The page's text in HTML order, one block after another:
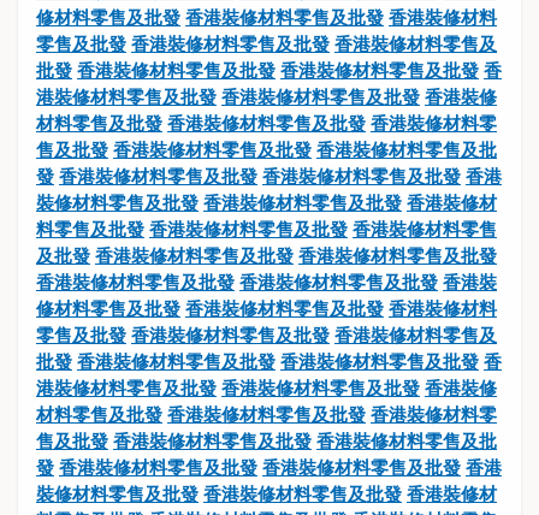
修材料零售及批發香港裝修材料零售及批發香港裝修材料
零售及批發香港裝修材料零售及批發香港裝修材料零售及
批發香港裝修材料零售及批發香港裝修材料零售及批發香
港裝修材料零售及批發香港裝修材料零售及批發香港裝修
材料零售及批發香港裝修材料零售及批發香港裝修材料零
售及批發香港裝修材料零售及批發香港裝修材料零售及批
發香港裝修材料零售及批發香港裝修材料零售及批發香港
裝修材料零售及批發香港裝修材料零售及批發香港裝修材
料零售及批發香港裝修材料零售及批發香港裝修材料零售
及批發香港裝修材料零售及批發香港裝修材料零售及批發
香港裝修材料零售及批發香港裝修材料零售及批發香港裝
修材料零售及批發香港裝修材料零售及批發香港裝修材料
零售及批發香港裝修材料零售及批發香港裝修材料零售及
批發香港裝修材料零售及批發香港裝修材料零售及批發香
港裝修材料零售及批發香港裝修材料零售及批發香港裝修
材料零售及批發香港裝修材料零售及批發香港裝修材料零
售及批發香港裝修材料零售及批發香港裝修材料零售及批
發香港裝修材料零售及批發香港裝修材料零售及批發香港
裝修材料零售及批發香港裝修材料零售及批發香港裝修材